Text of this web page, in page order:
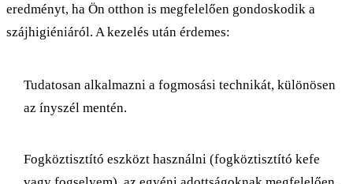
eredményt, ha Ön otthon is megfelelően gondoskodik a
szájhigiéniáról. A kezelés után érdemes:
Tudatosan alkalmazni a fogmosási technikát, különösen
az ínyszél mentén.
Fogköztisztító eszközt használni (fogköztisztító kefe